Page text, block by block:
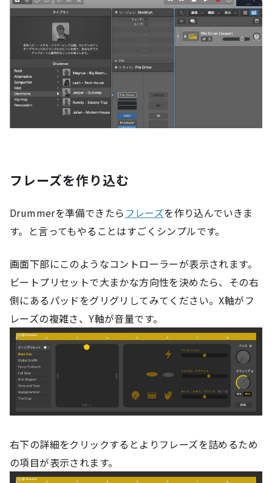
フレーズを作り込む
Drummerを準備できたら フレーズを作り込んでいきま
す。と言ってもやることはすごくシンプルです。
画面下部にこのようなコントローラーが表示されます。
ビートプリセットで大まかな方向性を決めたら、その右
側にあるパッドをグリグリしてみてください。X軸がフ
レーズの複雑さ、Y軸が音量です。
右下の詳細をクリックするとよりフレーズを詰めるため
の項目が表示されます。